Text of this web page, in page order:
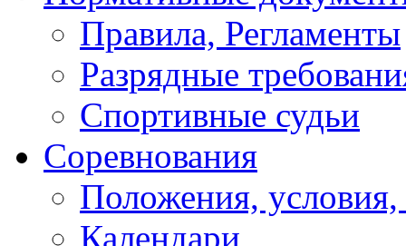
Правила, Регламенты
Разрядные
Спортивные судьи
Соревнования
Положения, условия,
Календари